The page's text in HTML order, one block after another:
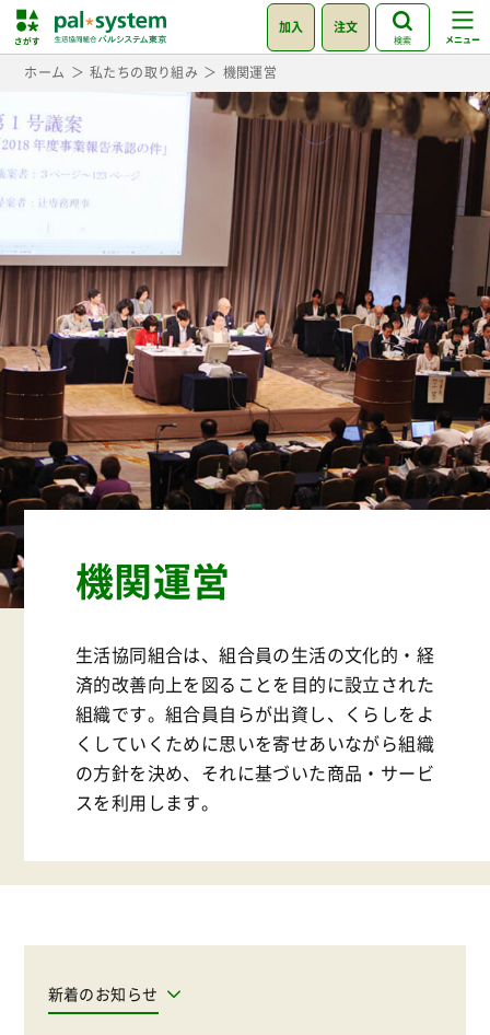
加入 注文
検索
ホーム 私たちの取り組み 機関運営
機関運営
生活協同組合は、組合員の生活の文化的・経
済的改善向上を図ることを目的に設立された
組織です。組合員自らが出資し、くらしをよ
くしていくために思いを寄せあいながら組織
の方針を決め、それに基づいた商品・サービ
スを利用します。
新着のお知らせ